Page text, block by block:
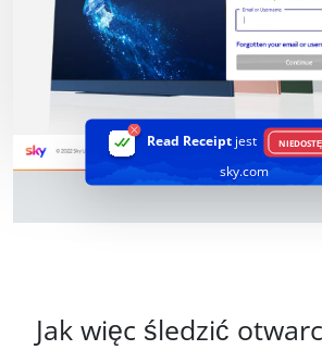
Read Receiptjest
sky.com
Jak więc śledzić